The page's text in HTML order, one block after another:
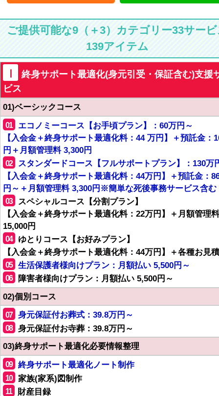
ご提供可能な9（＋3）カテゴリー33サー
139アイテム
終身サポート最適化(身元引受・保証含む)支援
ビス
01)ベーシックコース
01
エコノミーコース【お手頃プラン】：60万円～
【入会金＋終身サポート最適化料：44 万円】＋預託金：
円＋月額管理料 3,300円
02
スタンダードコース【フルサポートプラン】：130万
【入会金＋終身サポート最適化料：44万円】＋預託金：
円～＋月額管理料 3,300円※簡単な死後事務サービス含む
03
スペシャルコース【分割プラン】
【入会金＋終身サポート最適化料：22万円】＋月額管理料
15,000円
04
ゆとりコース【お好みプラン】
【入会金＋終身サポート最適化料：44万円】＋各種お見
05 生活保護者様向けプラン：月額払い 5,500円～
06
障害者様向けプラン：月額払い 5,500円～
02)個別コース
07 身元保証付お葬式：39.8万円～
08
身元保証付お寺葬：39.8万円～
03)終身サポート最適化必要情報整理
09 終身サポート最適化ノート制作
10 家族(家系)図制作
11 財産目録